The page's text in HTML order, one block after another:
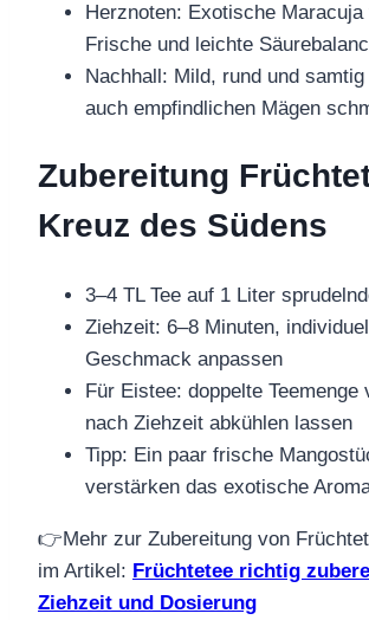
Herznoten: Exotische
Frische und leichte
Nachhall: Mild, rund und
auch empfindlichen Mägen
Zubereitung
Kreuz des Südens
3–4 TL Tee auf 1 Liter
Ziehzeit: 6–8 Minuten,
Geschmack anpassen
Für Eistee: doppelte Teemenge
nach Ziehzeit abkühlen lassen
Tipp: Ein paar frische
verstärken das exotische
👉Mehr zur Zubereitung von
im Artikel: Früchtetee richtig
Ziehzeit und Dosierung